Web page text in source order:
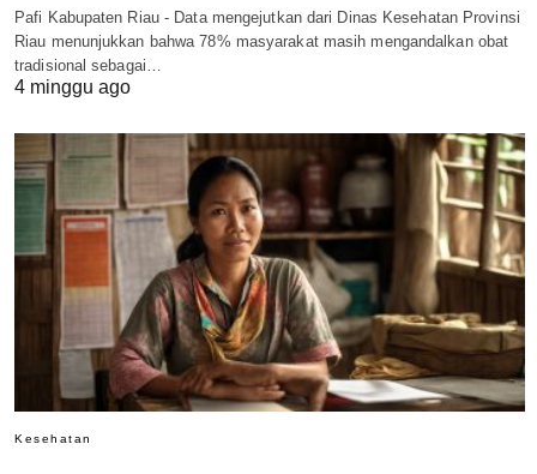
Pafi Kabupaten Riau - Data mengejutkan dari Dinas Kesehatan Provinsi
Riau menunjukkan bahwa 78% masyarakat masih mengandalkan obat
tradisional sebagai…
4 minggu ago
Kesehatan